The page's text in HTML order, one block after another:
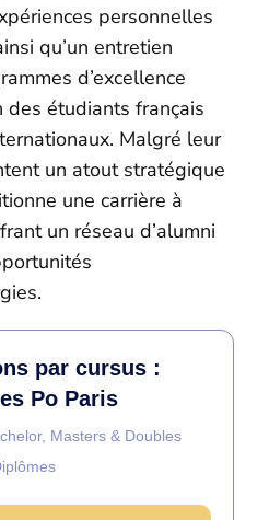
personnelles
qu’un entretien
d’excellence
des étudiants français
Malgré leur
un atout stratégique
une carrière à
un réseau d’alumni
par cursus :
Po Paris
Masters & Doubles